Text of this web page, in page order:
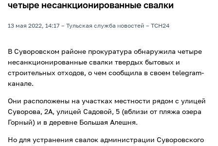
четыре несанкционированные свалки
13 мая 2022, 14:17 Тульская служба новостей ТСН24
В Суворовском районе прокуратура обнаружила четыре
несанкционированные свалки твердых бытовых и
строительных отходов, о чем сообщила в своем telegram-
канале.
Они расположены на участках местности рядом с улицей
Суворова, 2А, улицей Садовой, 5 (вблизи от пляжа озера
Горный) и в деревне Большая Алешня.
Но для устранения свалок администрации Суворовского